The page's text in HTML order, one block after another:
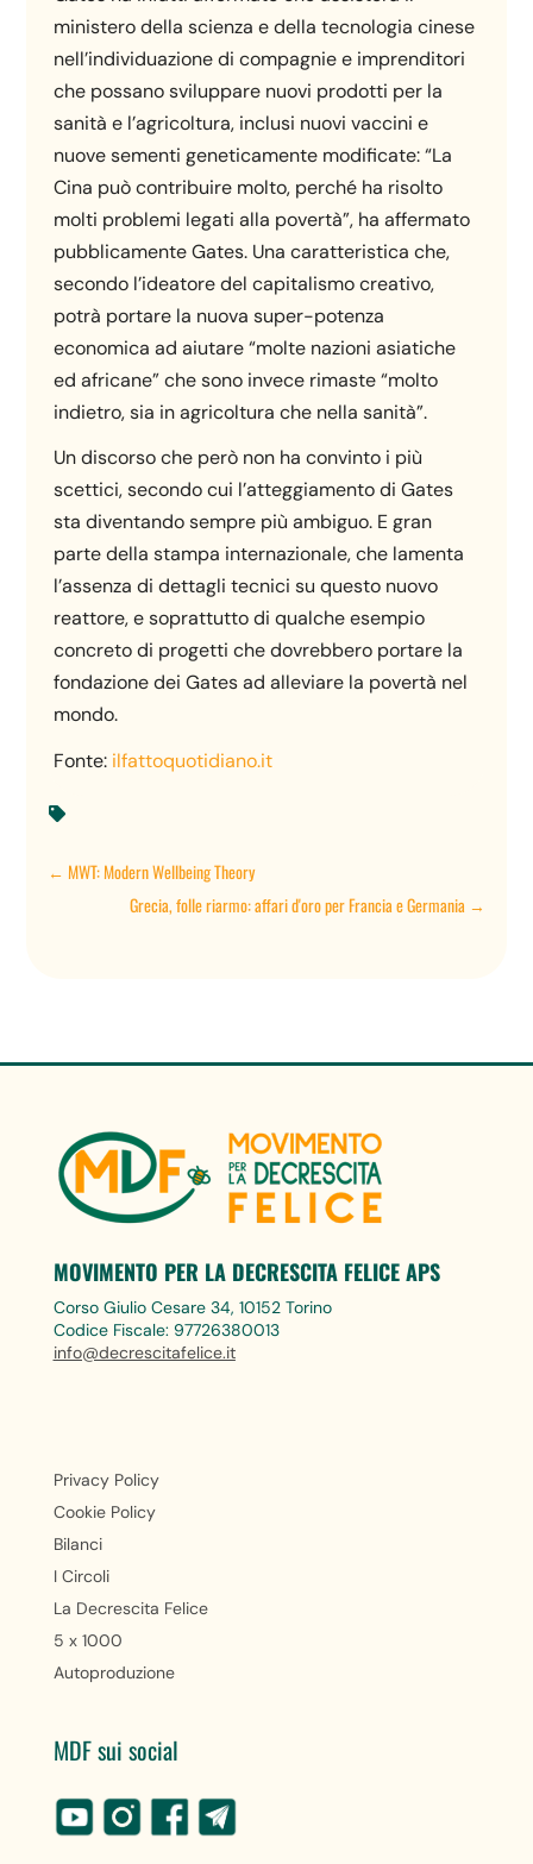
ministero della scienza e della tecnologia cinese
nell’individuazione di compagnie e imprenditori
che possano sviluppare nuovi prodotti per la
sanità e l’agricoltura, inclusi nuovi vaccini e
nuove sementi geneticamente modificate: “La
Cina può contribuire molto, perché ha risolto
molti problemi legati alla povertà”, ha affermato
pubblicamente Gates. Una caratteristica che,
secondo l’ideatore del capitalismo creativo,
potrà portare la nuova super-potenza
economica ad aiutare “molte nazioni asiatiche
ed africane” che sono invece rimaste “molto
indietro, sia in agricoltura che nella sanità”.
Un discorso che però non ha convinto i più
scettici, secondo cui l’atteggiamento di Gates
sta diventando sempre più ambiguo. E gran
parte della stampa internazionale, che lamenta
l’assenza di dettagli tecnici su questo nuovo
reattore, e soprattutto di qualche esempio
concreto di progetti che dovrebbero portare la
fondazione dei Gates ad alleviare la povertà nel
mondo.
Fonte: ilfattoquotidiano.it

←MWT: Modern Wellbeing Theory
Grecia, folle riarmo: affari d'oro per Francia e Germania →
MOVIMENTO PER LA DECRESCITA FELICE APS
Corso Giulio Cesare 34, 10152 Torino
Codice Fiscale: 97726380013
info@decrescitafelice.it
Privacy Policy
Cookie Policy
Bilanci
I Circoli
La Decrescita Felice
5 x 1000
Autoproduzione
MDF sui social